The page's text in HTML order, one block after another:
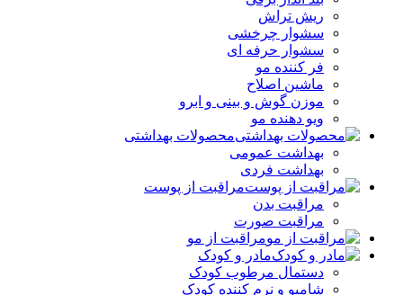
ریش تراش
سشوار چرخشی
سشوار حرفه ای
فر کننده‌ مو
ماشین اصلاح
موزن گوش و بینی و ابرو
ویو دهنده مو
محصولات بهداشتی
بهداشت عمومی
بهداشت فردی
مراقبت از پوست
مراقبت بدن
مراقبت صورت
مراقبت از مو
مادر و کودک
دستمال مرطوب کودک
شامپو و نرم کننده کودک